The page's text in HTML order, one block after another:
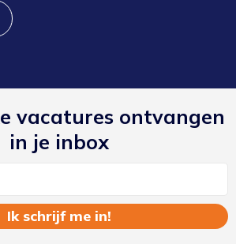
vacatures ontvangen
in je inbox